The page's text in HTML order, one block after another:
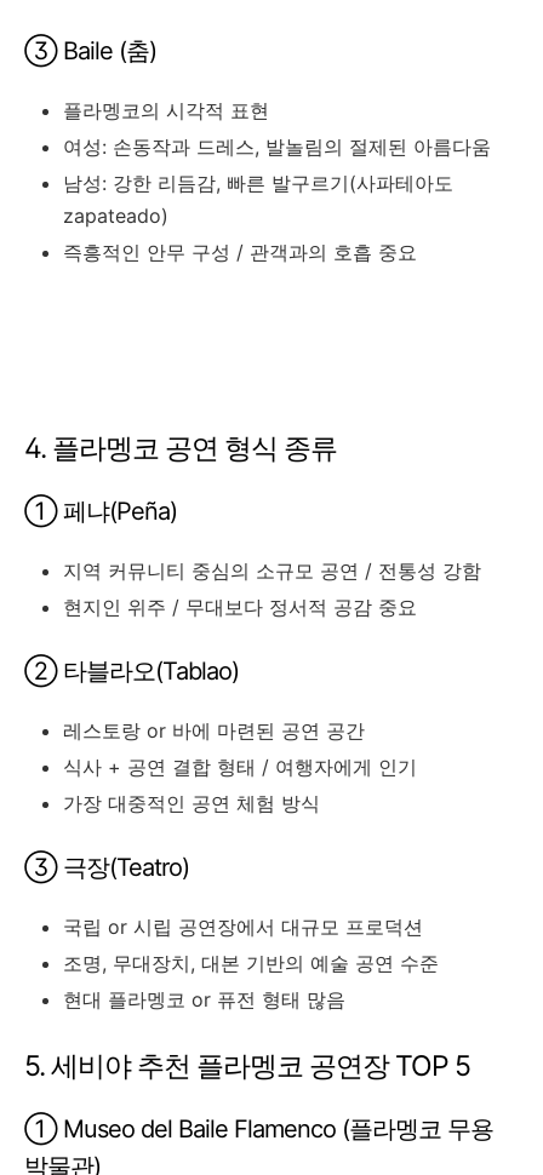
③ Baile (춤)
플라멩코의 시각적 표현
여성: 손동작과 드레스, 발놀림의 절제된 아름다움
남성: 강한 리듬감, 빠른 발구르기(사파테아도
zapateado)
즉흥적인 안무 구성 / 관객과의 호흡 중요
4. 플라멩코 공연 형식 종류
① 페냐(Peña)
지역 커뮤니티 중심의 소규모 공연 / 전통성 강함
현지인 위주 / 무대보다 정서적 공감 중요
② 타블라오(Tablao)
레스토랑 or 바에 마련된 공연 공간
식사 + 공연 결합 형태 / 여행자에게 인기
가장 대중적인 공연 체험 방식
③ 극장(Teatro)
국립 or 시립 공연장에서 대규모 프로덕션
조명, 무대장치, 대본 기반의 예술 공연 수준
현대 플라멩코 or 퓨전 형태 많음
5. 세비야 추천 플라멩코 공연장 TOP 5
① Museo del Baile Flamenco (플라멩코 무용
박물관)